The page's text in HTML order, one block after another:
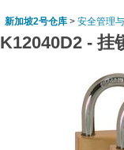
新加坡2号仓库 > 安全管理
K12040D2 - 挂